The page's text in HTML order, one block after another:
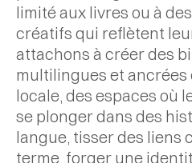
Entretien du journal
français L'Opinion
avec Sara
fondatrice de
Collaborez
avec nous sur
des projets qui
soutiennent
Culture
L'exposition qui
les filles à
s'émanciper.
Rejoignez notre
cause en tant
que bénévole
terrain
Dans les ateliers
Calligraffiti de
à Berlin.
Faire un don
Rejoignez
équipe
Devenez
partenaire
Club de
limité aux livres ou à
créatifs qui reflètent
attachons à créer des
multilingues et
locale, des espaces où
se plonger dans des
langue, tisser des liens
terme, forger une